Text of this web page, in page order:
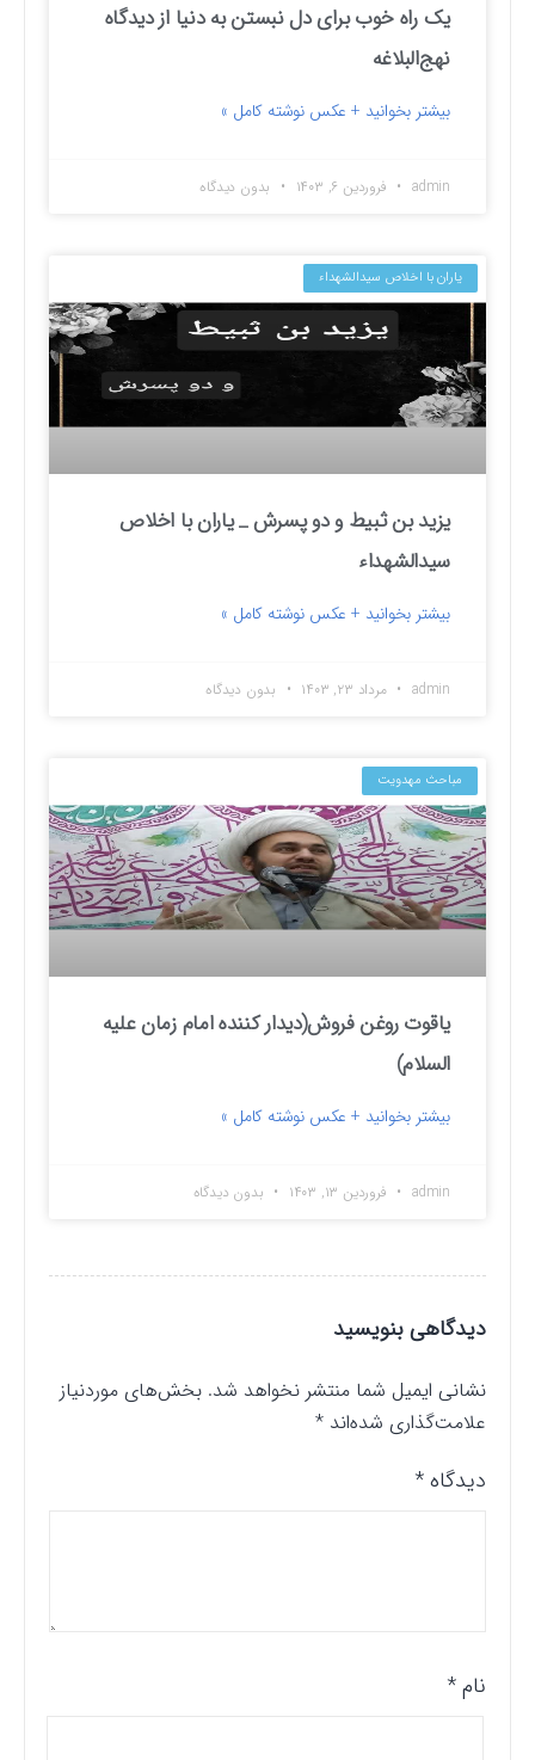
یک راه خوب برای دل نبستن به دنیا از دیدگاه
نهج‌البلاغه
بیشتر بخوانید + عکس نوشته کامل »
admin فروردین ۶, ۱۴۰۳ بدون دیدگاه
یاران با اخلاص سیدالشهداء
یزید بن ثبیط و دو پسرش _ یاران با اخلاص
سیدالشهداء
بیشتر بخوانید + عکس نوشته کامل »
admin مرداد ۲۳, ۱۴۰۳ بدون دیدگاه
مباحث مهدویت
یاقوت روغن فروش(دیدار کننده امام زمان علیه
السلام)
بیشتر بخوانید + عکس نوشته کامل »
admin فروردین ۱۳, ۱۴۰۳ بدون دیدگاه
دیدگاهی بنویسید
نشانی ایمیل شما منتشر نخواهد شد. بخش‌های موردنیاز
علامت‌گذاری شده‌اند*
دیدگاه*
نام*